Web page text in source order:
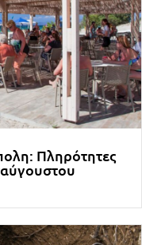
Πληρότητες